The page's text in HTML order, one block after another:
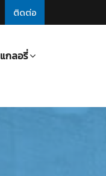
ติดต่อ
แกลอรี่